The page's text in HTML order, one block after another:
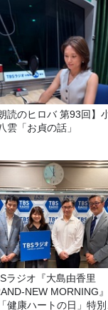
朗読のヒロバ 第93回】
雲「お貞の話」
ラジオ『大島由香里
NEW MORNING』
健康ハートの日」特別